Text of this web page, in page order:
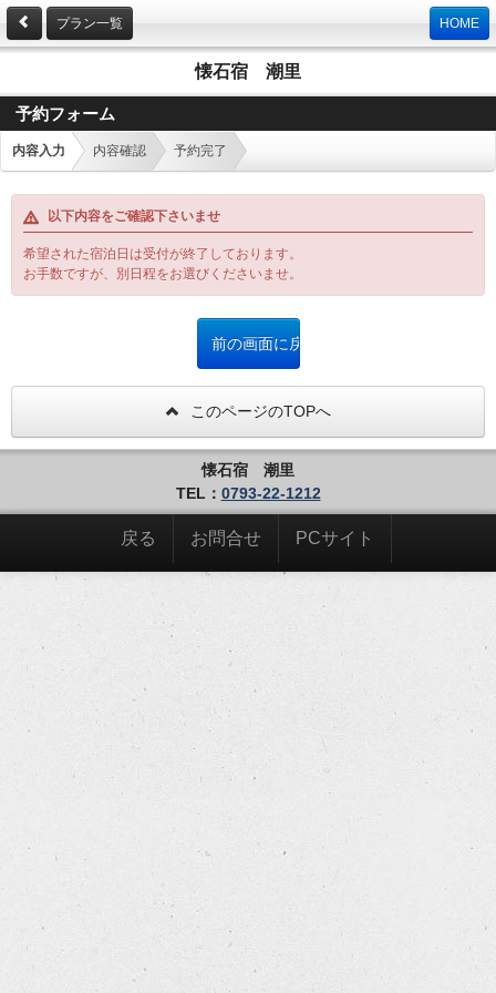
プラン一覧 HOME
懐石宿 潮里
予約フォーム
内容入力 内容確認 予約完了
以下内容をご確認下さいませ
希望された宿泊日は受付が終了しております。
お手数ですが、別日程をお選びくださいませ。
このページのTOPへ
懐石宿 潮里
TEL： 0793-22-1212
戻る お問合せ PCサイト